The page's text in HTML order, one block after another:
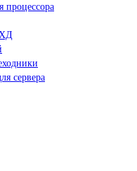
процессора
сервера